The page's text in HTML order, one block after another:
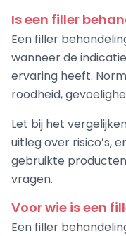
Is een filler
Een filler
wanneer de
ervaring heeft.
roodheid,
Let bij het
uitleg over risico’s,
gebruikte
vragen.
Voor wie is een
Een filler